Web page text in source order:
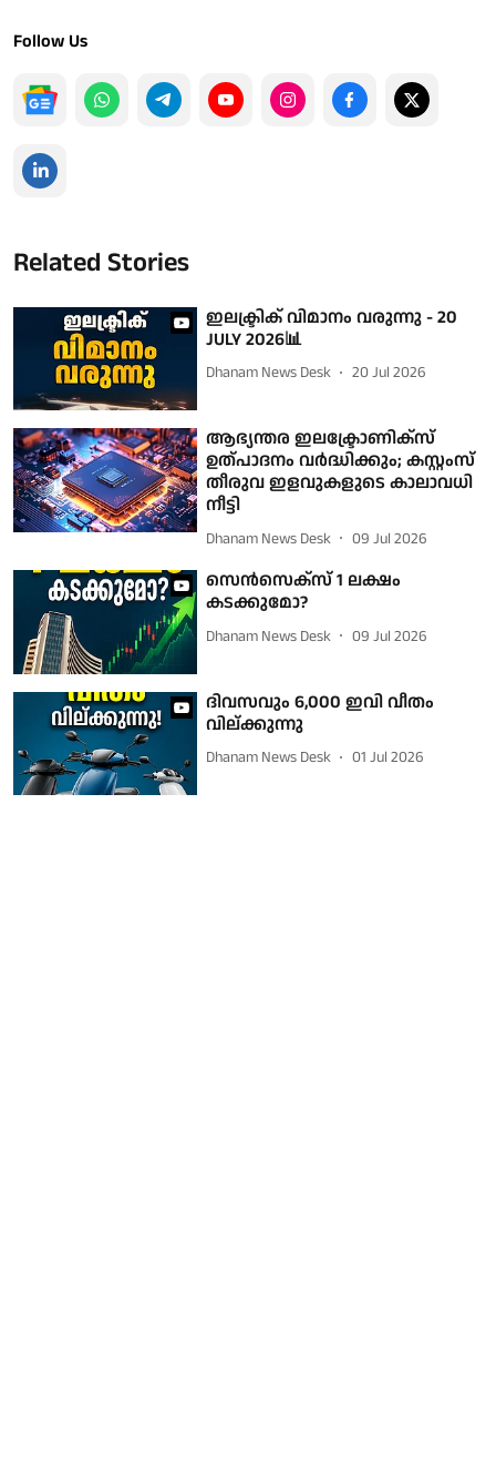
Follow Us
Related Stories
ഇലക്ട്രിക് വിമാനം വരുന്നു - 20
JULY 2026📊
Dhanam News Desk 20 Jul 2026
ആഭ്യന്തര ഇലക്ട്രോണിക്സ്
ഉത്പാദനം വർദ്ധിക്കും; കസ്റ്റംസ്
തീരുവ ഇളവുകളുടെ കാലാവധി
നീട്ടി
Dhanam News Desk 09 Jul 2026
സെന്‍സെക്‌സ് 1 ലക്ഷം
കടക്കുമോ?
Dhanam News Desk 09 Jul 2026
ദിവസവും 6,000 ഇവി വീതം
വില്ക്കുന്നു
Dhanam News Desk 01 Jul 2026